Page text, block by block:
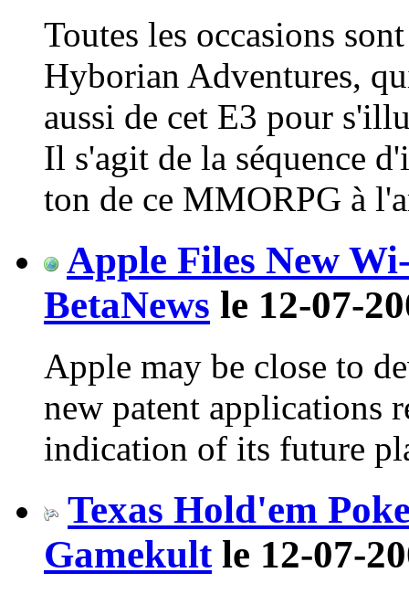
Toutes les occasions
Hyborian Adventures,
aussi de cet E3 pour
Il s'agit de la séquence
ton de ce MMORPG à
Apple Files New
BetaNews le 12-07-
Apple may be close to
new patent applications
indication of its future
Texas Hold'em
Gamekultle 12-07-